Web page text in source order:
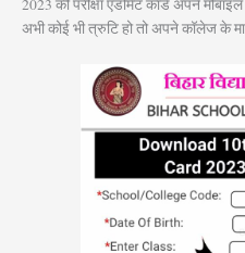
2023 की परीक्षा एडमिट कार्ड अपने
अभी कोई भी त्रुटि हो तो अपने कॉलेज के